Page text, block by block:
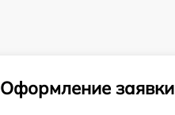
Оформление заявки